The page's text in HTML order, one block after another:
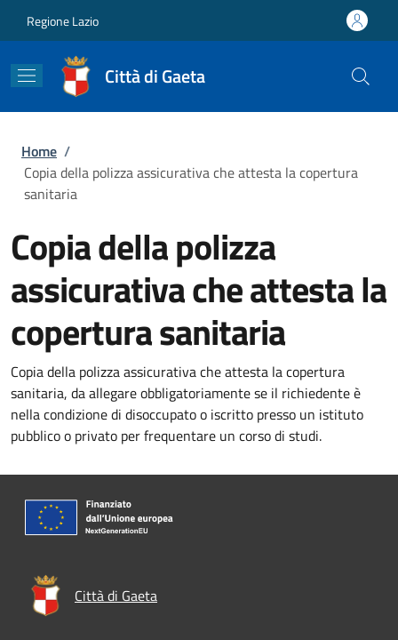
Regione Lazio
Città di Gaeta
Briciole di pane
Home /
Copia della polizza assicurativa che attesta la copertura
sanitaria
Copia della polizza
assicurativa che attesta la
copertura sanitaria
Copia della polizza assicurativa che attesta la copertura
sanitaria, da allegare obbligatoriamente se il richiedente è
nella condizione di disoccupato o iscritto presso un istituto
pubblico o privato per frequentare un corso di studi.
Città di Gaeta